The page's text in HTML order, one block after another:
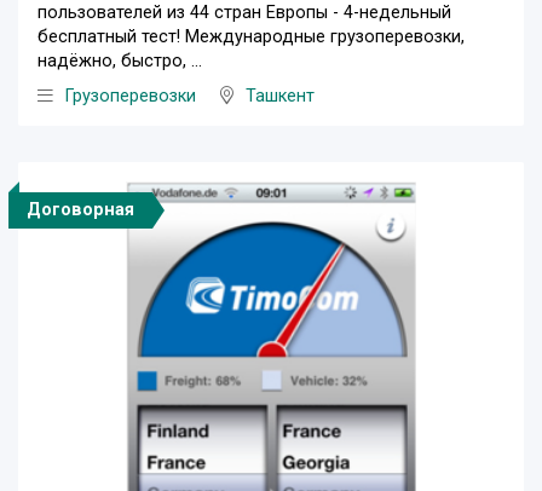
пользователей из 44 стран Европы - 4-недельный
бесплатный тест! Международные грузоперевозки,
надёжно, быстро, ...
Грузоперевозки
Ташкент
Договорная